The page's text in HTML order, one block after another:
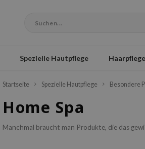
Spezielle Hautpflege Haarpflege
Startseite Spezielle Hautpflege Besondere
Home Spa
Manchmal braucht man Produkte, die das